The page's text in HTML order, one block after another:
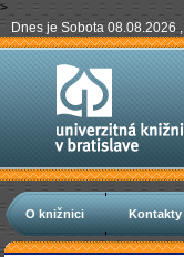
>
Dnes je Sobota 08.08.2026
O knižnici Kontakty